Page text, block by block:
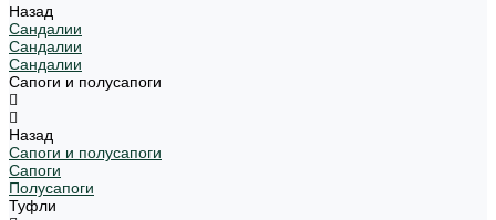
Назад
Сандалии
Сандалии
Сандалии
Сапоги и полусапоги
Назад
Сапоги и полусапоги
Сапоги
Полусапоги
Туфли